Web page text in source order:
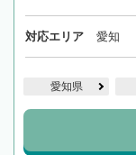
対応エリア 愛知
愛知県